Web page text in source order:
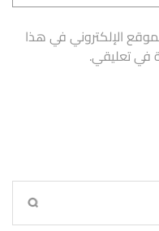
الإلكتروني في هذا
في تعليقي.